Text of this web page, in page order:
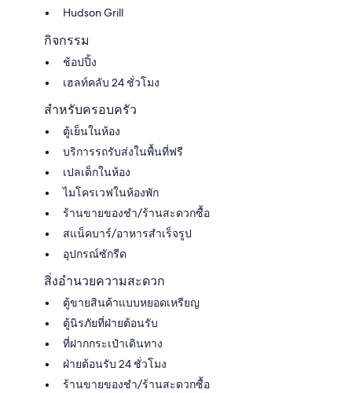
Hudson Grill
กิจกรรม
ช้อปปิ้ง
เฮลท์คลับ 24 ชั่วโมง
สำหรับครอบครัว
ตู้เย็นในห้อง
บริการรถรับส่งในพื้นที่ฟรี
เปลเด็กในห้อง
ไมโครเวฟในห้องพัก
ร้านขายของชำ/ร้านสะดวกซื้อ
สแน็คบาร์/อาหารสำเร็จรูป
อุปกรณ์ซักรีด
สิ่งอำนวยความสะดวก
ตู้ขายสินค้าแบบหยอดเหรียญ
ตู้นิรภัยที่ฝ่ายต้อนรับ
ที่ฝากกระเป๋าเดินทาง
ฝ่ายต้อนรับ 24 ชั่วโมง
ร้านขายของชำ/ร้านสะดวกซื้อ